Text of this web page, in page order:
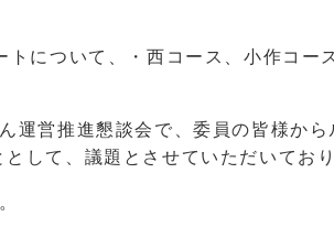
について、・西コース、小作コ
運営推進懇談会で、委員の皆様か
して、議題とさせていただいており